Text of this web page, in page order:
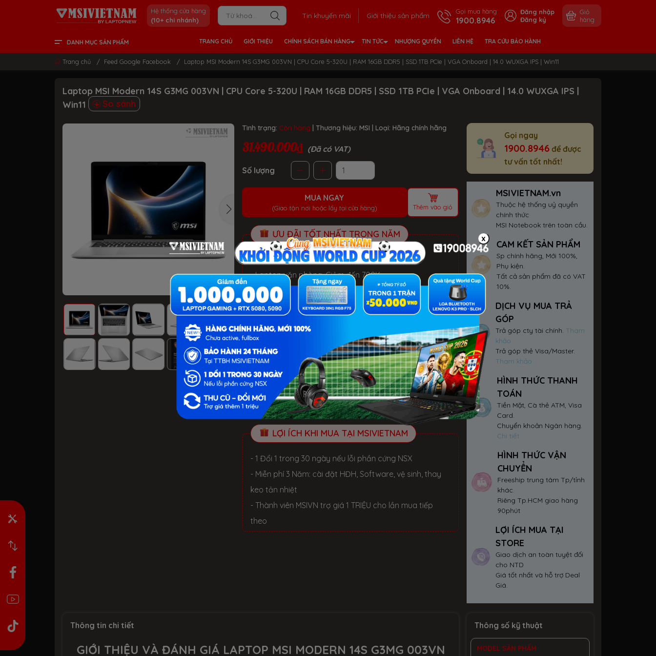
Hệ thống cửa hàng
(10+ chi nhánh)
Tin khuyến mãi Giới thiệu sản phẩm Gọi mua hàng
1900.8946
Đăng nhập
Đăng ký
Giỏ
hàng
DANH MỤC SẢN PHẨM TRANG CHỦ GIỚI THIỆU CHÍNH SÁCH BÁN HÀNG TIN TỨC NHƯỢNG QUYỀN LIÊN HỆ TRA CỨU BẢO HÀNH
Trang chủ / Feed Google Facebook / Laptop MSI Modern 14S G3MG 003VN | CPU Core 5-320U | RAM 16GB DDR5 | SSD 1TB PCIe | VGA Onboard | 14.0 WUXGA IPS | Win11
Laptop MSI Modern 14S G3MG 003VN | CPU Core 5-320U | RAM 16GB DDR5 | SSD 1TB PCIe | VGA Onboard | 14.0 WUXGA IPS |
Win11
So sánh
Tình trạng: Còn hàng | Thương hiệu: MSI | Loại: Hãng chính hãng
31.490.000₫ (Đã có VAT)
Số lượng
MUA NGAY
(Giao tận nơi hoặc lấy tại cửa hàng) Thêm vào giỏ
ƯU ĐÃI TỐT NHẤT TRONG NĂM
HELLO SUMMER 2026.Xem chi tiết
- Laptop văn phòng. Giảm đến 700K
- Laptop Gaming RTX 5080: Giảm đến 2 TRIỆU +
KEYBOARD 3in1 RGB
BỘ QUÀ TẶNG
✓ Hàng chính hãng, Mới 100%, Thùng hộp NSX
✓ Bảo hành 24 Tháng tại TTBH MSI toàn quốc
✓ 1 đổi 1 trong 30 ngày nếu lỗi phần cứng NSX
✓ Miễn phí 3 năm: cài đặt phần mềm và vệ sinh
LỢI ÍCH KHI MUA TẠI MSIVIETNAM
- 1 Đổi 1 trong 30 ngày nếu lỗi phần cứng NSX
- Miễn phí 3 Năm: cài đặt HĐH, Software, vệ sinh, thay
keo tản nhiệt
- Thành viên MSIVN trợ giá 1 TRIỆU cho lần mua tiếp
theo
Gọi ngay
1900.8946 để được
tư vấn tốt nhất!
MSIVIETNAM.vn
Thuộc hệ thống uỷ quyền
chính thức
MSI Notebook trên toàn cầu.
CAM KẾT SẢN PHẨM
Sp chính hãng, Mới 100%,
Phụ kiện.
Tất cả sản phẩm đã có VAT
10%.
DỊCH VỤ MUA TRẢ
GÓP
Trả góp cty tài chính. Tham
khảo
Trả góp thẻ Visa/Master.
Tham khảo
HÌNH THỨC THANH
TOÁN
Tiền Mặt, Cà thẻ ATM, Visa
Card.
Chuyển khoản Ngân hàng.
Chi tiết
HÌNH THỨC VẬN
CHUYỂN
Freeship trung tâm Tp/tỉnh
khác.
Riêng Tp.HCM giao hàng
90phút
LỢI ÍCH MUA TẠI
STORE
Giao dịch an toàn tuyệt đối
cho NTD
Giá tốt nhất và hỗ trợ Deal
Giá.
Thông số kỹ thuật
MODEL SẢN PHẨM
Thông tin chi tiết
GIỚI THIỆU VÀ ĐÁNH GIÁ LAPTOP MSI MODERN 14S G3MG 003VN
x